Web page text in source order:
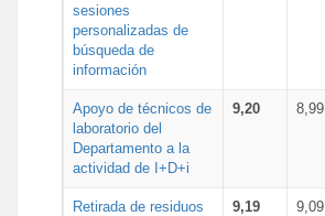
sesiones
personalizadas de
búsqueda de
información
Apoyo de técnicos de
laboratorio del
Departamento a la
actividad de I+D+i
9,20 8,99
Retirada de residuos
9,19 9,09